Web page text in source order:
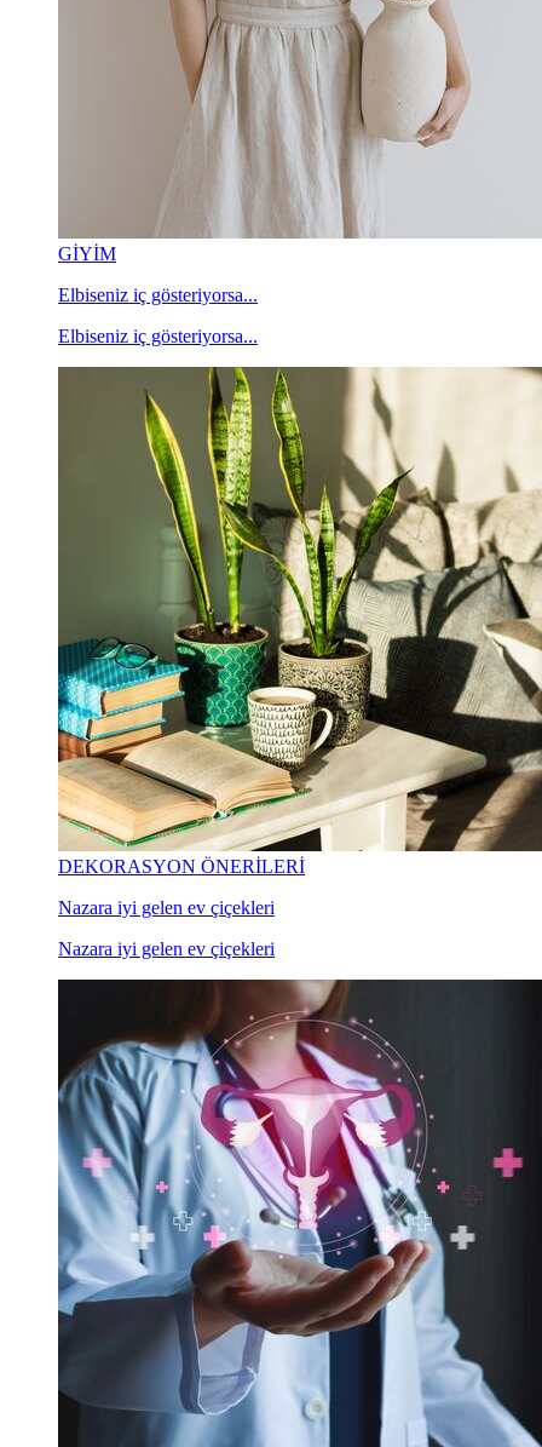
GİYİM
Elbiseniz iç gösteriyorsa...
Elbiseniz iç gösteriyorsa...
DEKORASYON ÖNERİLERİ
Nazara iyi gelen ev çiçekleri
Nazara iyi gelen ev çiçekleri